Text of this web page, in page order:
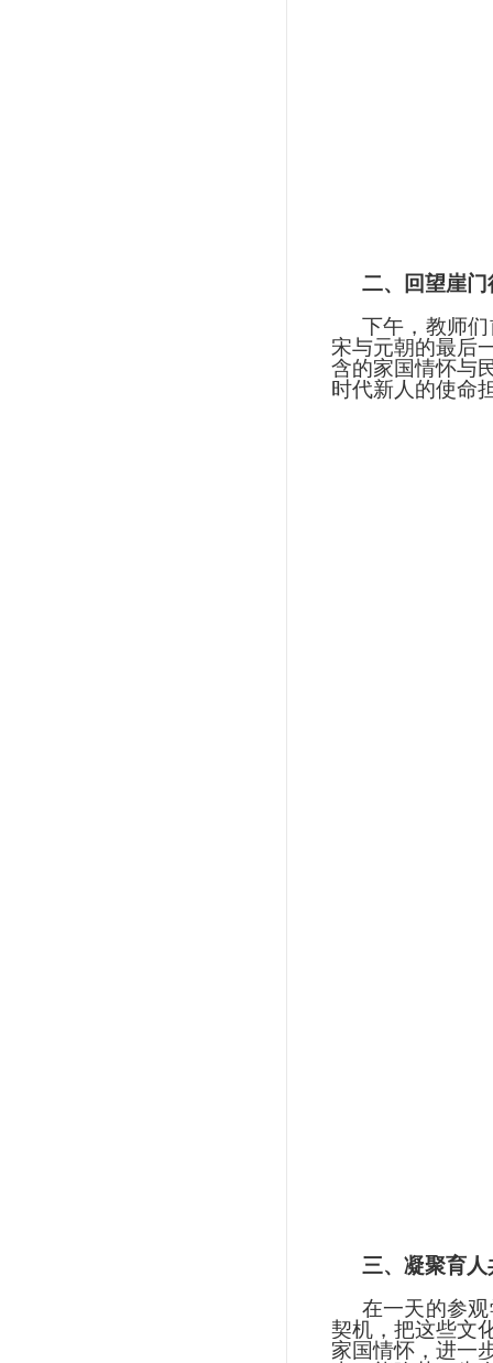
二、回望崖
下午，教师
宋与元朝的最后
含的家国情怀与
时代新人的使命
三、凝聚育
在一天的参
契机，把这些文
家国情怀，进一